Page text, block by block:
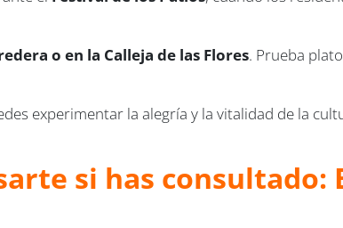
o en la Calleja de las Flores. Prueba
experimentar la alegría y la vitalidad de la
si has consultado: